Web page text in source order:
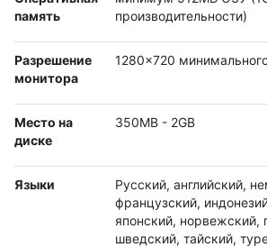
память
производительности)
Разрешение
монитора
1280x720
Место на
диске
350MB - 2GB
Языки
Русский, английский,
французский,
японский, норвежский,
шведский, тайский,